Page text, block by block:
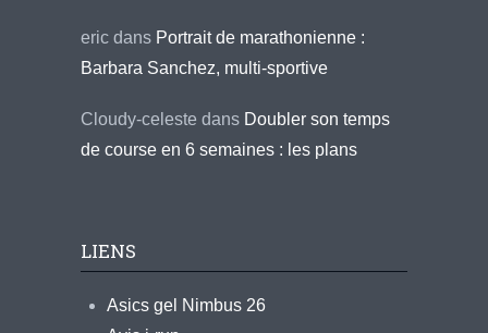
eric dans Portrait de marathonienne :
Barbara Sanchez, multi-sportive
Cloudy-celeste dans Doubler son temps
de course en 6 semaines : les plans
LIENS
Asics gel Nimbus 26